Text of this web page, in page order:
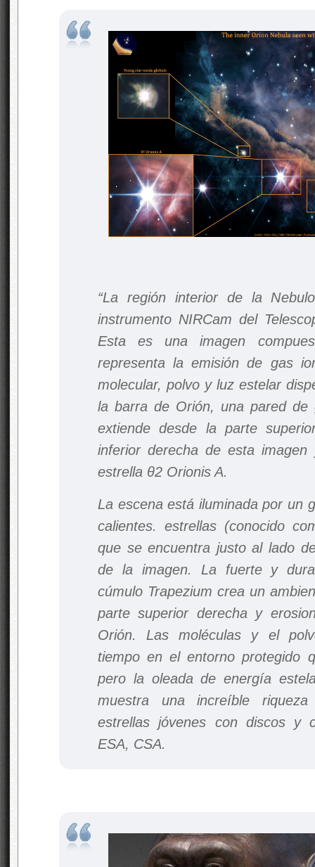
“La región interior de la
instrumento NIRCam del
Esta es una imagen
representa la emisión de gas
molecular, polvo y luz estelar
la barra de Orión, una pared
extiende desde la parte
inferior derecha de esta
estrella θ2 Orionis A.
La escena está iluminada por un
calientes. estrellas (conocido
que se encuentra justo al lado
de la imagen. La fuerte y
cúmulo Trapezium crea un
parte superior derecha y
Orión. Las moléculas y el
tiempo en el entorno protegido
pero la oleada de energía
muestra una increíble
estrellas jóvenes con discos y
ESA, CSA.